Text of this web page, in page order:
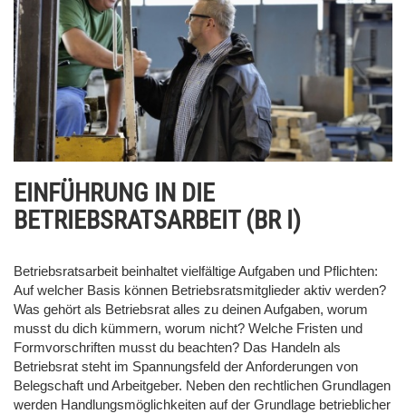
EINFÜHRUNG IN DIE
BETRIEBSRATSARBEIT (BR I)
Betriebsratsarbeit beinhaltet vielfältige Aufgaben und Pflichten:
Auf welcher Basis können Betriebsratsmitglieder aktiv werden?
Was gehört als Betriebsrat alles zu deinen Aufgaben, worum
musst du dich kümmern, worum nicht? Welche Fristen und
Formvorschriften musst du beachten? Das Handeln als
Betriebsrat steht im Spannungsfeld der Anforderungen von
Belegschaft und Arbeitgeber. Neben den rechtlichen Grundlagen
werden Handlungsmöglichkeiten auf der Grundlage betrieblicher